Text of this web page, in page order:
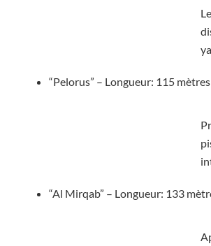
“Pelorus” – Longueur: 115
“Al Mirqab” – Longueur: 133